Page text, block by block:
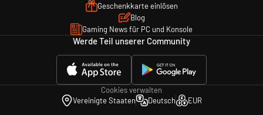
Geschenkkarte einlösen
Blog
Gaming News für PC und Konsole
Werde Teil unserer Community
Cookies verwalten
Vereinigte Staaten
Deutsch EUR